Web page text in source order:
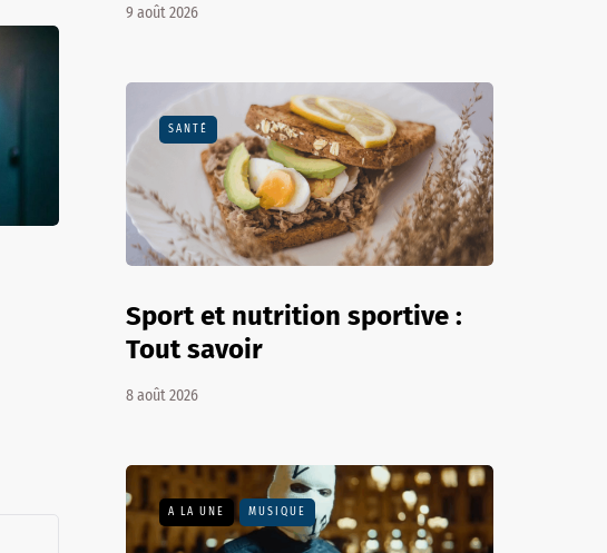
9 août 2026
SANTÉ
Sport et nutrition sportive :
Tout savoir
8 août 2026
A LA UNE MUSIQUE